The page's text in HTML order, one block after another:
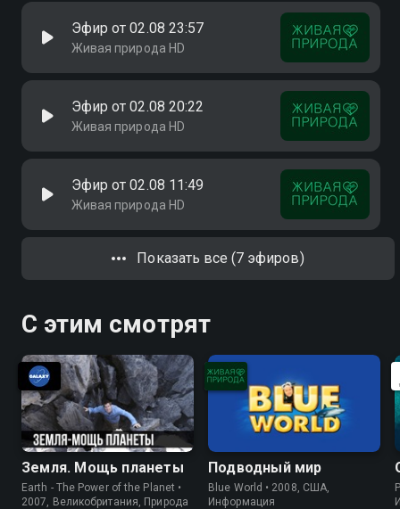
Эфир от 02.08 23:57
Живая природа HD
Эфир от 02.08 20:22
Живая природа HD
Эфир от 02.08 11:49
Живая природа HD
Показать все (7 эфиров)
С этим смотрят
Земля. Мощь планеты
Earth - The Power of the Planet •
2007, Великобритания, Природа
Подводный мир
Blue World • 2008, США,
Информация